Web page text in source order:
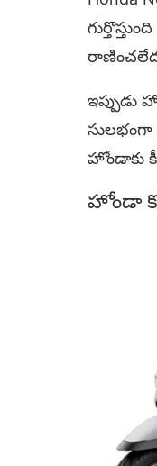
ఇప్పుడు
సులభంగా
హోండాకు
హోండా